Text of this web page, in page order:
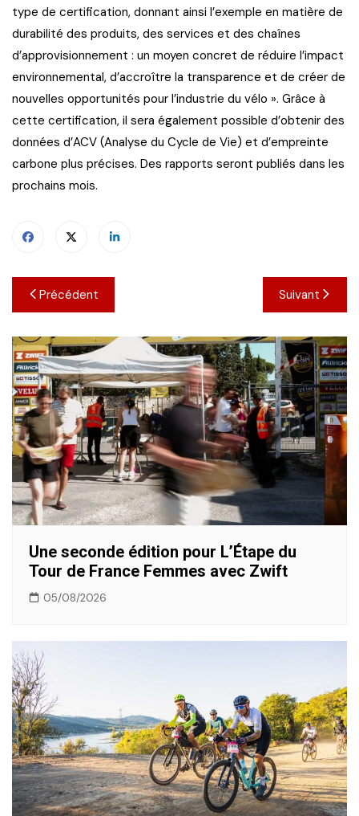
type de certification, donnant ainsi l’exemple en matière de
durabilité des produits, des services et des chaînes
d’approvisionnement : un moyen concret de réduire l’impact
environnemental, d’accroître la transparence et de créer de
nouvelles opportunités pour l’industrie du vélo ». Grâce à
cette certification, il sera également possible d’obtenir des
données d’ACV (Analyse du Cycle de Vie) et d’empreinte
carbone plus précises. Des rapports seront publiés dans les
prochains mois.
Navigation
de
l’article
Précédent Suivant
Une seconde édition pour L’Étape du
Tour de France Femmes avec Zwift
05/08/2026